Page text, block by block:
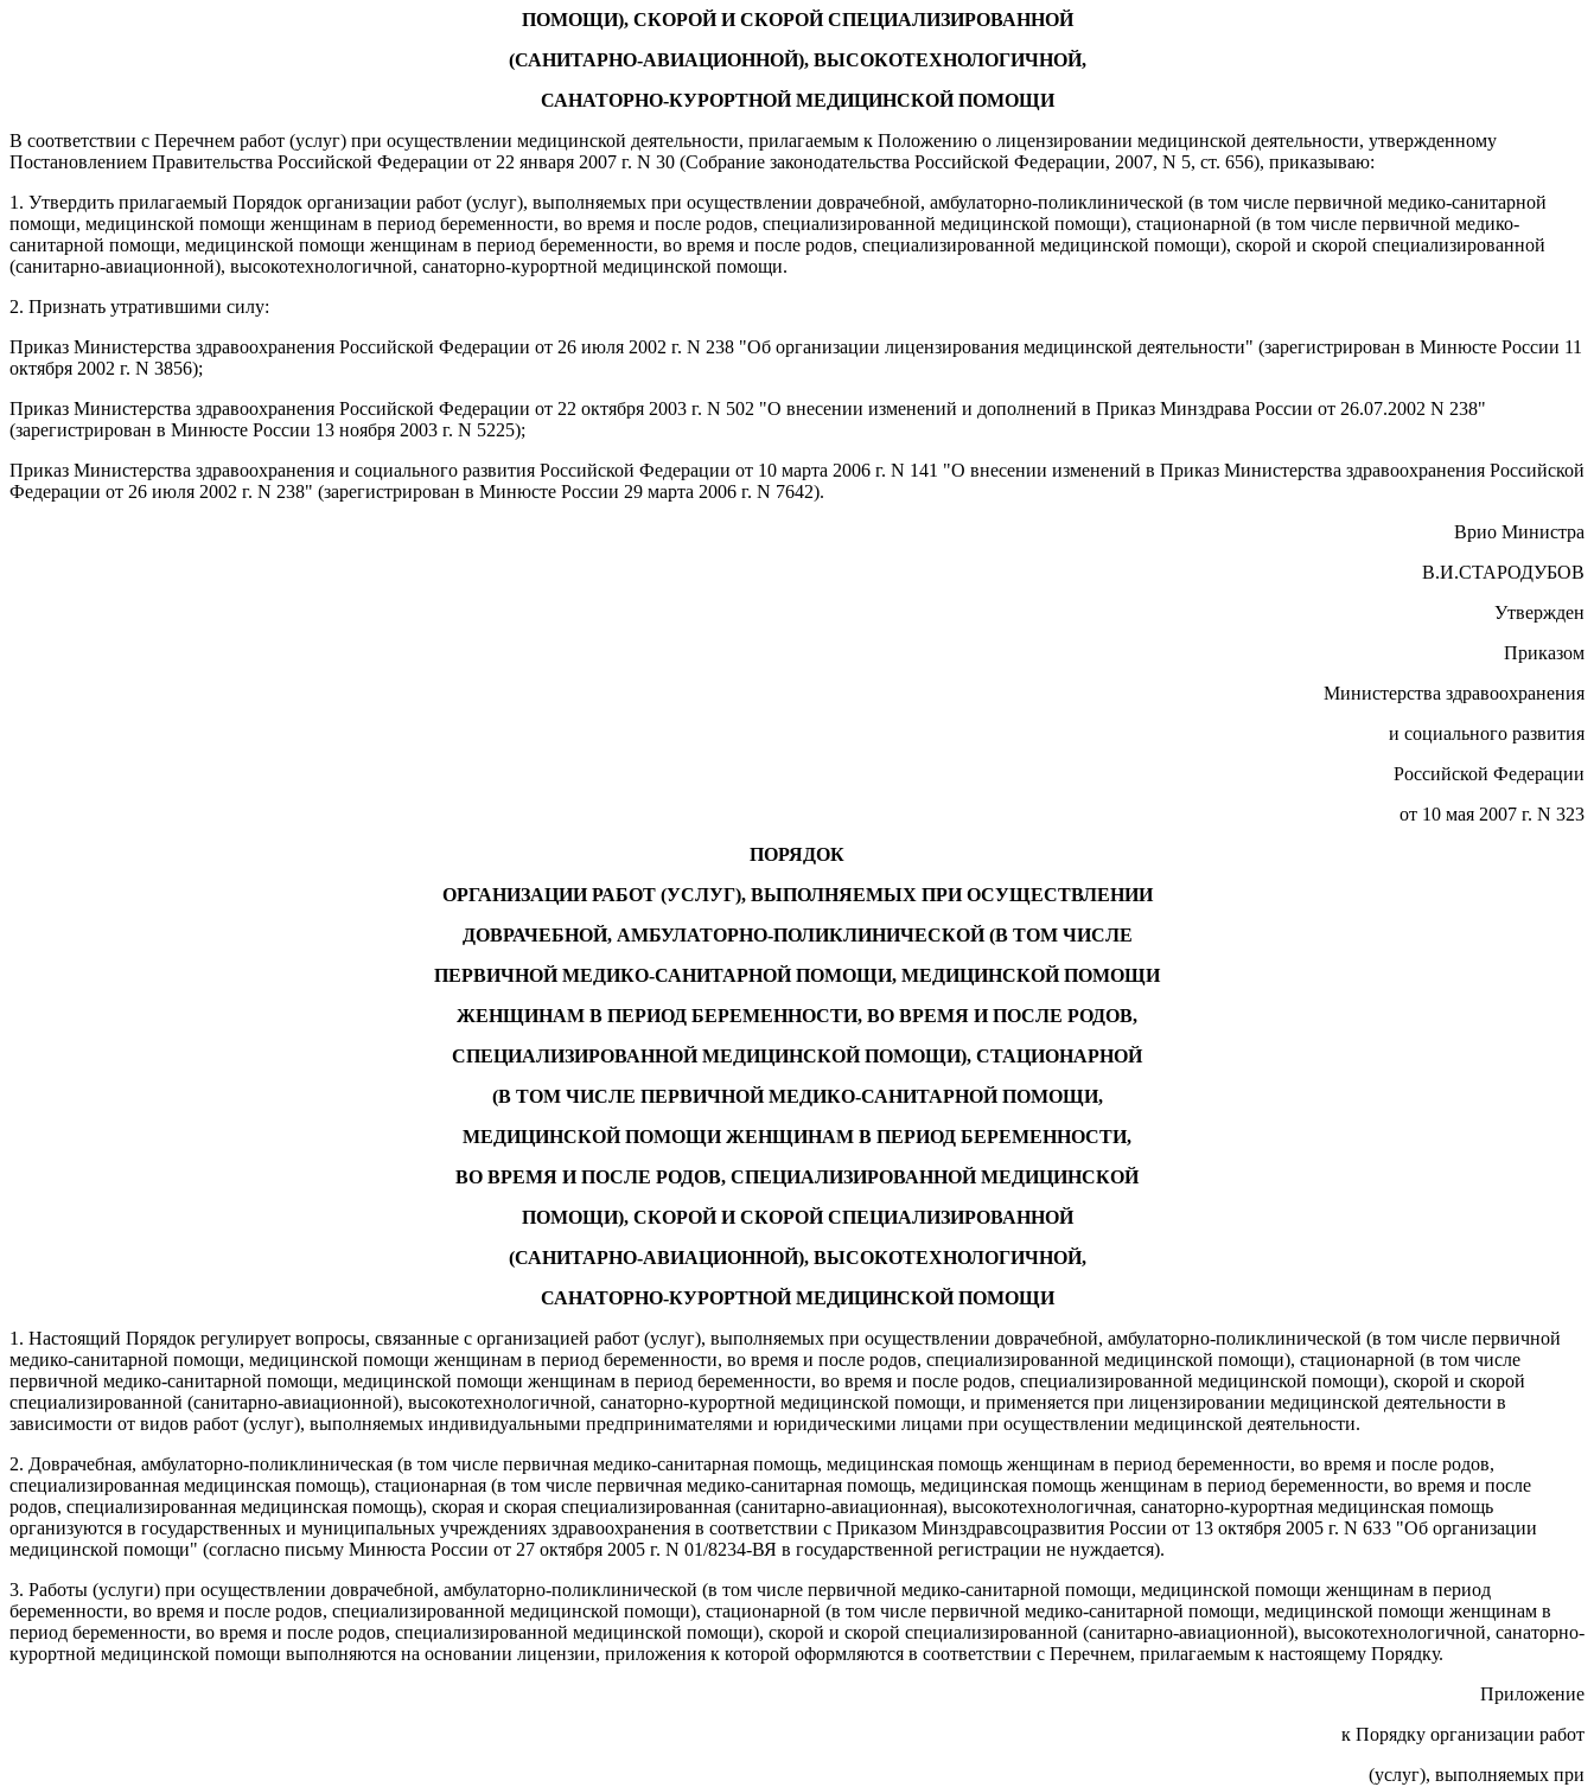
ПОМОЩИ), СКОРОЙ И СКОРОЙ СПЕЦИАЛИЗИРОВАННОЙ
(САНИТАРНО-АВИАЦИОННОЙ), ВЫСОКОТЕХНОЛОГИЧНОЙ,
САНАТОРНО-КУРОРТНОЙ МЕДИЦИНСКОЙ ПОМОЩИ
В соответствии с Перечнем работ (услуг) при осуществлении медицинской деятельности, прилагаемым к Положению о лицензировании медицинской деятельности, утвержденному
Постановлением Правительства Российской Федерации от 22 января 2007 г. N 30 (Собрание законодательства Российской Федерации, 2007, N 5, ст. 656), приказываю:
1. Утвердить прилагаемый Порядок организации работ (услуг), выполняемых при осуществлении доврачебной, амбулаторно-поликлинической (в том числе первичной медико-санитарной
помощи, медицинской помощи женщинам в период беременности, во время и после родов, специализированной медицинской помощи), стационарной (в том числе первичной медико-
санитарной помощи, медицинской помощи женщинам в период беременности, во время и после родов, специализированной медицинской помощи), скорой и скорой специализированной
(санитарно-авиационной), высокотехнологичной, санаторно-курортной медицинской помощи.
2. Признать утратившими силу:
Приказ Министерства здравоохранения Российской Федерации от 26 июля 2002 г. N 238 "Об организации лицензирования медицинской деятельности" (зарегистрирован в Минюсте России 11
октября 2002 г. N 3856);
Приказ Министерства здравоохранения Российской Федерации от 22 октября 2003 г. N 502 "О внесении изменений и дополнений в Приказ Минздрава России от 26.07.2002 N 238"
(зарегистрирован в Минюсте России 13 ноября 2003 г. N 5225);
Приказ Министерства здравоохранения и социального развития Российской Федерации от 10 марта 2006 г. N 141 "О внесении изменений в Приказ Министерства здравоохранения Российской
Федерации от 26 июля 2002 г. N 238" (зарегистрирован в Минюсте России 29 марта 2006 г. N 7642).
Врио Министра
В.И.СТАРОДУБОВ
Утвержден
Приказом
Министерства здравоохранения
и социального развития
Российской Федерации
от 10 мая 2007 г. N 323
ПОРЯДОК
ОРГАНИЗАЦИИ РАБОТ (УСЛУГ), ВЫПОЛНЯЕМЫХ ПРИ ОСУЩЕСТВЛЕНИИ
ДОВРАЧЕБНОЙ, АМБУЛАТОРНО-ПОЛИКЛИНИЧЕСКОЙ (В ТОМ ЧИСЛЕ
ПЕРВИЧНОЙ МЕДИКО-САНИТАРНОЙ ПОМОЩИ, МЕДИЦИНСКОЙ ПОМОЩИ
ЖЕНЩИНАМ В ПЕРИОД БЕРЕМЕННОСТИ, ВО ВРЕМЯ И ПОСЛЕ РОДОВ,
СПЕЦИАЛИЗИРОВАННОЙ МЕДИЦИНСКОЙ ПОМОЩИ), СТАЦИОНАРНОЙ
(В ТОМ ЧИСЛЕ ПЕРВИЧНОЙ МЕДИКО-САНИТАРНОЙ ПОМОЩИ,
МЕДИЦИНСКОЙ ПОМОЩИ ЖЕНЩИНАМ В ПЕРИОД БЕРЕМЕННОСТИ,
ВО ВРЕМЯ И ПОСЛЕ РОДОВ, СПЕЦИАЛИЗИРОВАННОЙ МЕДИЦИНСКОЙ
ПОМОЩИ), СКОРОЙ И СКОРОЙ СПЕЦИАЛИЗИРОВАННОЙ
(САНИТАРНО-АВИАЦИОННОЙ), ВЫСОКОТЕХНОЛОГИЧНОЙ,
САНАТОРНО-КУРОРТНОЙ МЕДИЦИНСКОЙ ПОМОЩИ
1. Настоящий Порядок регулирует вопросы, связанные с организацией работ (услуг), выполняемых при осуществлении доврачебной, амбулаторно-поликлинической (в том числе первичной
медико-санитарной помощи, медицинской помощи женщинам в период беременности, во время и после родов, специализированной медицинской помощи), стационарной (в том числе
первичной медико-санитарной помощи, медицинской помощи женщинам в период беременности, во время и после родов, специализированной медицинской помощи), скорой и скорой
специализированной (санитарно-авиационной), высокотехнологичной, санаторно-курортной медицинской помощи, и применяется при лицензировании медицинской деятельности в
зависимости от видов работ (услуг), выполняемых индивидуальными предпринимателями и юридическими лицами при осуществлении медицинской деятельности.
2. Доврачебная, амбулаторно-поликлиническая (в том числе первичная медико-санитарная помощь, медицинская помощь женщинам в период беременности, во время и после родов,
специализированная медицинская помощь), стационарная (в том числе первичная медико-санитарная помощь, медицинская помощь женщинам в период беременности, во время и после
родов, специализированная медицинская помощь), скорая и скорая специализированная (санитарно-авиационная), высокотехнологичная, санаторно-курортная медицинская помощь
организуются в государственных и муниципальных учреждениях здравоохранения в соответствии с Приказом Минздравсоцразвития России от 13 октября 2005 г. N 633 "Об организации
медицинской помощи" (согласно письму Минюста России от 27 октября 2005 г. N 01/8234-ВЯ в государственной регистрации не нуждается).
3. Работы (услуги) при осуществлении доврачебной, амбулаторно-поликлинической (в том числе первичной медико-санитарной помощи, медицинской помощи женщинам в период
беременности, во время и после родов, специализированной медицинской помощи), стационарной (в том числе первичной медико-санитарной помощи, медицинской помощи женщинам в
период беременности, во время и после родов, специализированной медицинской помощи), скорой и скорой специализированной (санитарно-авиационной), высокотехнологичной, санаторно-
курортной медицинской помощи выполняются на основании лицензии, приложения к которой оформляются в соответствии с Перечнем, прилагаемым к настоящему Порядку.
Приложение
к Порядку организации работ
(услуг), выполняемых при